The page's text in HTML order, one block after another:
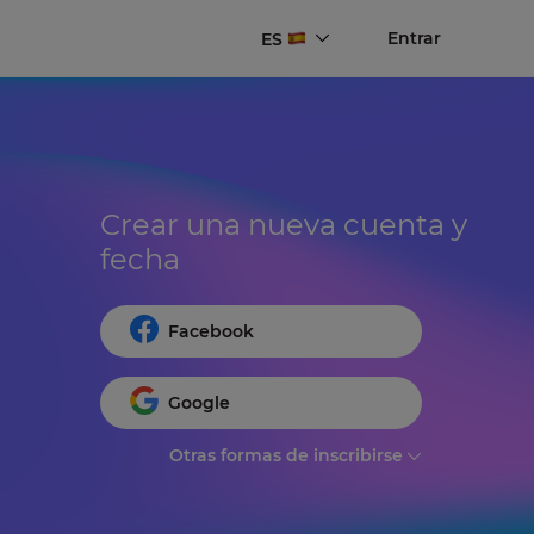
ES Entrar
Crear una nueva cuenta y
fecha
Facebook
Google
Otras formas de inscribirse